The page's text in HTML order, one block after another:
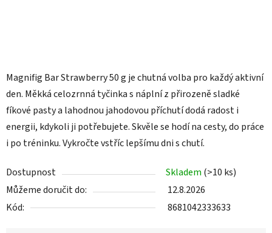
Magnifig Bar Strawberry 50 g je chutná volba pro každý aktivní
den. Měkká celozrnná tyčinka s náplní z přirozeně sladké
fíkové pasty a lahodnou jahodovou příchutí dodá radost i
energii, kdykoli ji potřebujete. Skvěle se hodí na cesty, do práce
i po tréninku. Vykročte vstříc lepšímu dni s chutí.
Dostupnost Skladem (>10 ks)
Můžeme doručit do:
12.8.2026
Kód:
8681042333633